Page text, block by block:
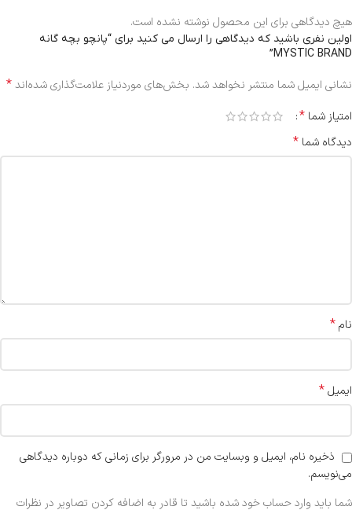
هیچ دیدگاهی برای این محصول نوشته نشده است.
اولین نفری باشید که دیدگاهی را ارسال می کنید برای “پانچو بچه گانه
MYSTIC BRAND”
نشانی ایمیل شما منتشر نخواهد شد. بخش‌های موردنیاز علامت‌گذاری شده‌اند*
امتیاز شما *
دیدگاه شما *
نام*
ایمیل*
ذخیره نام، ایمیل و وبسایت من در مرورگر برای زمانی که دوباره دیدگاهی
می‌نویسم.
شما باید وارد حساب خود شده باشید تا قادر به اضافه کردن تصاویر در نظرات